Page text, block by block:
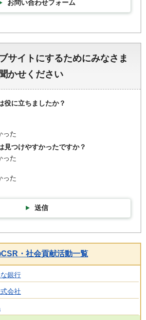
お問い合わせフォーム
サイトにするためにみなさま
かせください
役に立ちましたか？
った
見つけやすかったですか？
った
った
送信
・社会貢献活動一覧
銀行
会社